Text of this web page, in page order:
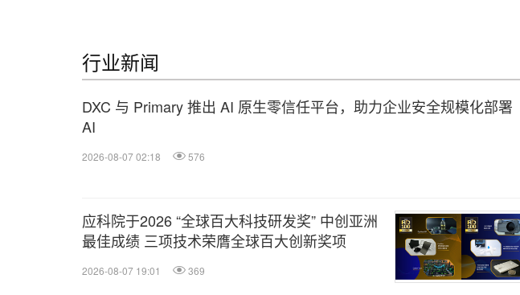
行业新闻
DXC 与 Primary 推出 AI 原生零信任平台，助力企业安全规模化部署
AI
2026-08-07 02:18 576
应科院于2026 “全球百大科技研发奖” 中创亚洲
最佳成绩 三项技术荣膺全球百大创新奖项
2026-08-07 19:01 369